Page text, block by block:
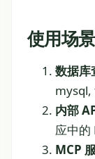
使用场景
数据库
mysql,
内部
应中的
MCP